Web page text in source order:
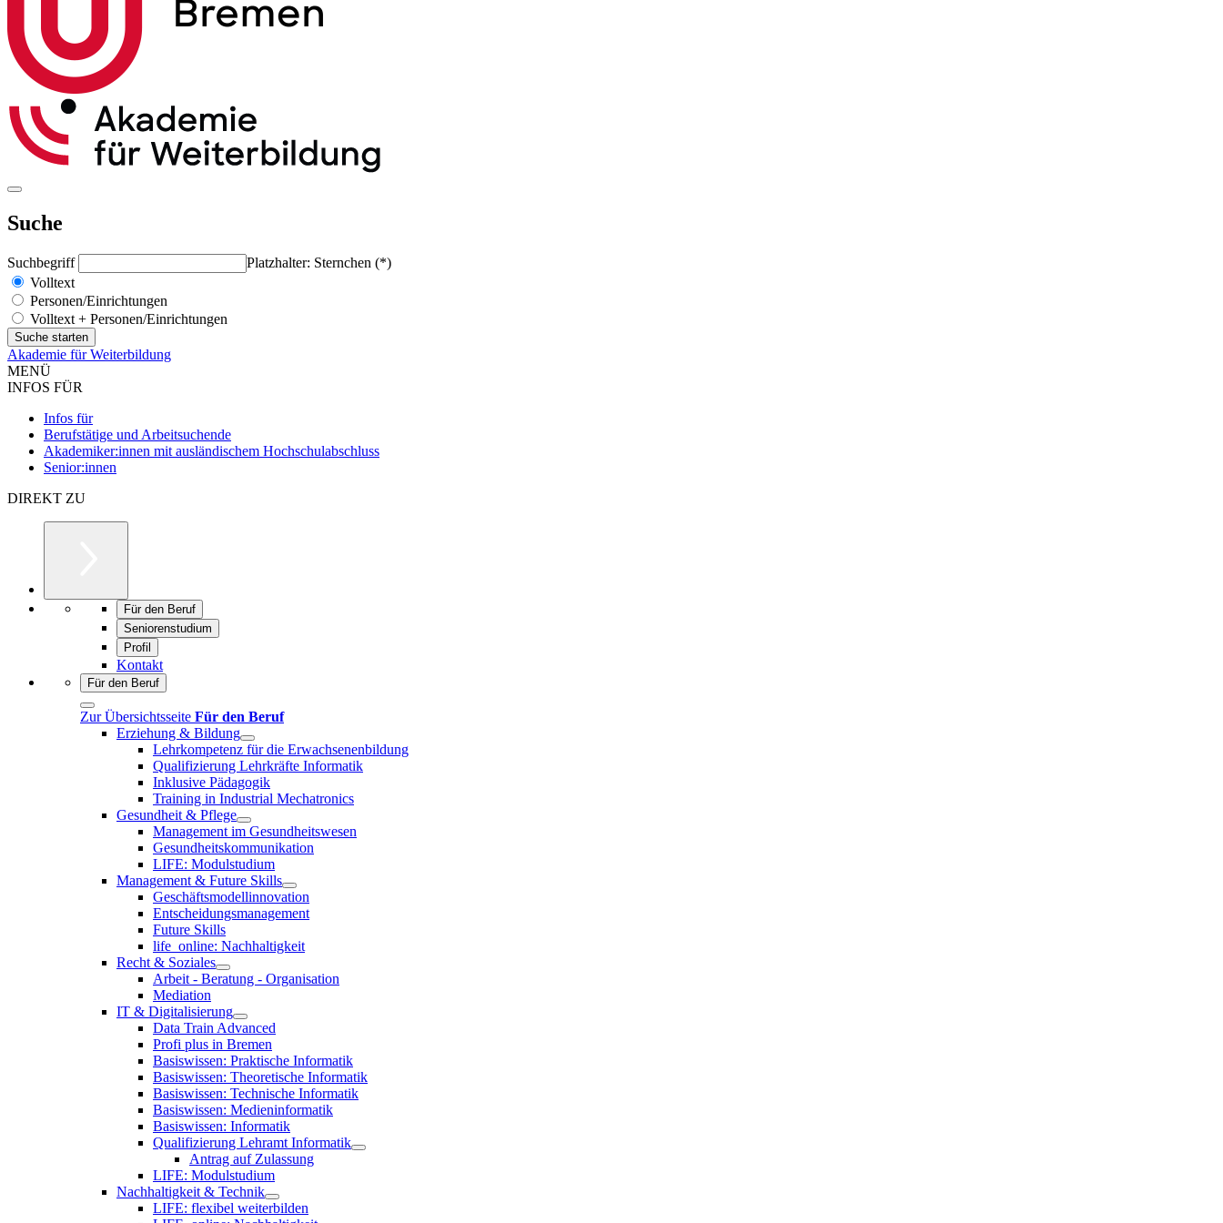
Suche
Suchbegriff
Platzhalter: Sternchen (*)
Volltext
Personen/Einrichtungen
Volltext + Personen/Einrichtungen
Akademie für Weiterbildung
MENÜ
INFOS FÜR
Infos für
Berufstätige und Arbeitsuchende
Akademiker:innen mit ausländischem Hochschulabschluss
Senior:innen
DIREKT ZU
Für den Beruf
Seniorenstudium
Profil
Kontakt
Für den Beruf
Zur Übersichtsseite Für den Beruf
Erziehung & Bildung
Lehrkompetenz für die Erwachsenenbildung
Qualifizierung Lehrkräfte Informatik
Inklusive Pädagogik
Training in Industrial Mechatronics
Gesundheit & Pflege
Management im Gesundheitswesen
Gesundheitskommunikation
LIFE: Modulstudium
Management & Future Skills
Geschäftsmodellinnovation
Entscheidungsmanagement
Future Skills
life_online: Nachhaltigkeit
Recht & Soziales
Arbeit - Beratung - Organisation
Mediation
IT & Digitalisierung
Data Train Advanced
Profi plus in Bremen
Basiswissen: Praktische Informatik
Basiswissen: Theoretische Informatik
Basiswissen: Technische Informatik
Basiswissen: Medieninformatik
Basiswissen: Informatik
Qualifizierung Lehramt Informatik
Antrag auf Zulassung
LIFE: Modulstudium
Nachhaltigkeit & Technik
LIFE: flexibel weiterbilden